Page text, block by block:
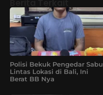
Polisi Bekuk Pengedar Sabu
Lintas Lokasi di Bali, Ini
Berat BB Nya